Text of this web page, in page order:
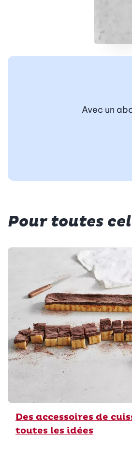
Avec un
Pour toutes
Des accessoires de
toutes les idées